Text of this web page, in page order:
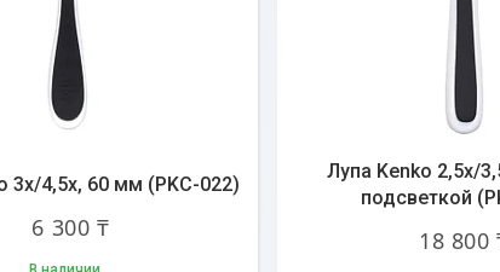
3х/4,5х, 60 мм (PKC-022)
6 300 ₸
Лупа Kenko 2,5х/
подсветкой
18 800